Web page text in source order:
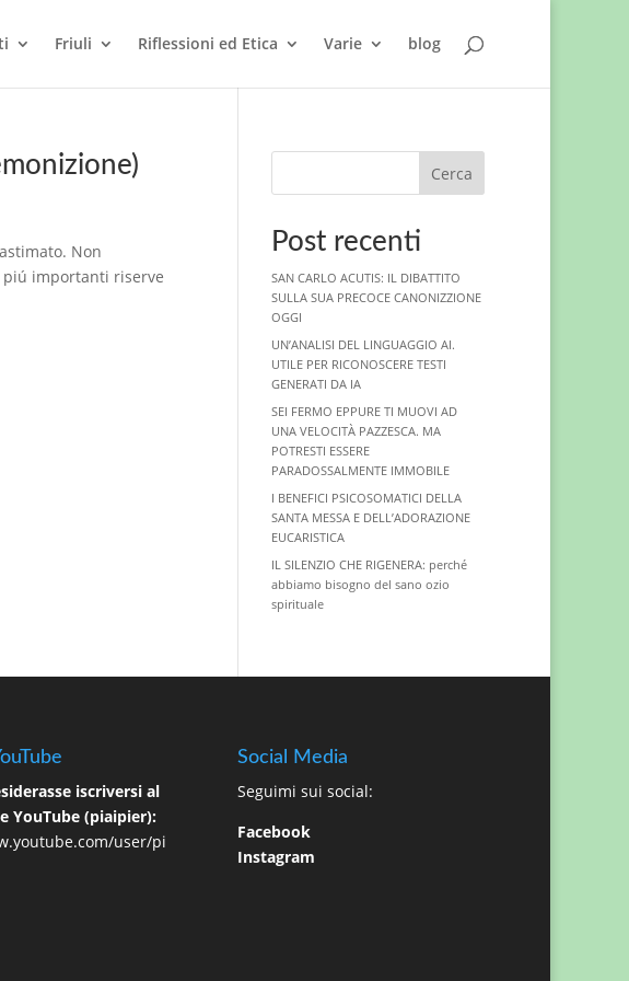
Friuli Riflessioni ed Etica Varie blog
Non
piú importanti riserve
Cerca
Post recenti
SAN CARLO ACUTIS: IL DIBATTITO
SULLA SUA PRECOCE CANONIZZIONE
OGGI
UN’ANALISI DEL LINGUAGGIO AI.
UTILE PER RICONOSCERE TESTI
GENERATI DA IA
SEI FERMO EPPURE TI MUOVI AD
UNA VELOCITÀ PAZZESCA. MA
POTRESTI ESSERE
PARADOSSALMENTE IMMOBILE
I BENEFICI PSICOSOMATICI DELLA
SANTA MESSA E DELL’ADORAZIONE
EUCARISTICA
IL SILENZIO CHE RIGENERA: perché
abbiamo bisogno del sano ozio
spirituale
iscriversi al
YouTube (piaipier):
user/pi
Social Media
Seguimi sui social:
Facebook
Instagram